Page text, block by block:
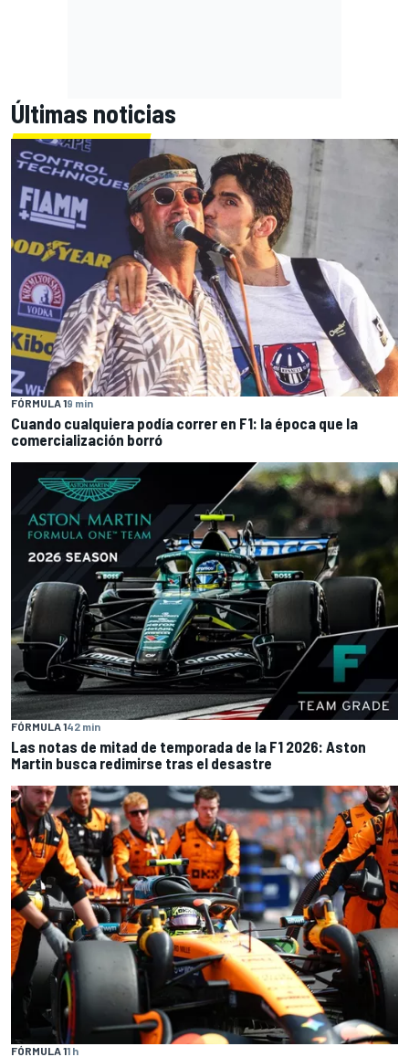
Últimas noticias
FÓRMULA 19 min
Cuando cualquiera podía correr en F1: la época que la
comercialización borró
FÓRMULA 142 min
Las notas de mitad de temporada de la F1 2026: Aston
Martin busca redimirse tras el desastre
FÓRMULA 11 h